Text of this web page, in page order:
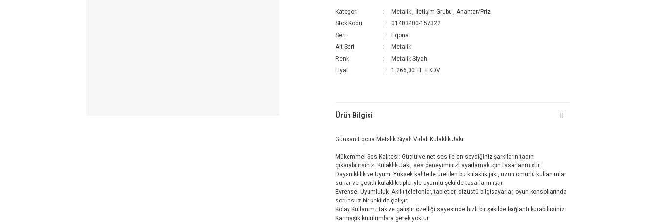
Kategori Metalik , İletişim Grubu , Anahtar/Priz
Stok Kodu
01403400-157322
Seri
Eqona
Alt Seri
Metalik
Renk
Metalik Siyah
Fiyat
1.266,00 TL + KDV
Ürün Bilgisi
Günsan Eqona Metalik Siyah Vidalı Kulaklık Jakı
Mükemmel Ses Kalitesi: Güçlü ve net ses ile en sevdiğiniz şarkıların tadını
çıkarabilirsiniz. Kulaklık Jakı, ses deneyiminizi ayarlamak için tasarlanmıştır.
Dayanıklılık ve Uyum: Yüksek kalitede üretilen bu kulaklık jakı, uzun ömürlü kullanımlar
sunar ve çeşitli kulaklık tipleriyle uyumlu şekilde tasarlanmıştır.
Evrensel Uyumluluk: Akıllı telefonlar, tabletler, dizüstü bilgisayarlar, oyun konsollarında
sorunsuz bir şekilde çalışır.
Kolay Kullanım: Tak ve çalıştır özelliği sayesinde hızlı bir şekilde bağlantı kurabilirsiniz.
Karmaşık kurulumlara gerek yoktur.